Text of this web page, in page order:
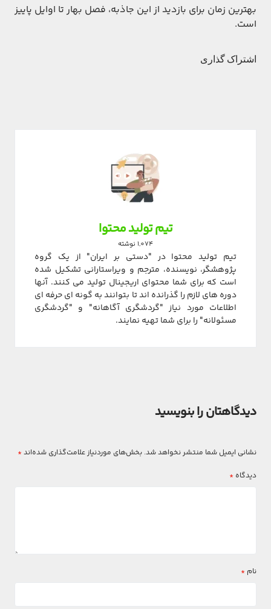
بهترين زمان برای بازديد از اين جاذبه، فصل بهار تا اوايل پاييز
است.
اشتراک گذاری
تیم تولید محتوا
1,074 نوشته
تیم تولید محتوا در "دستی بر ایران" از یک گروه
پژوهشگر، نویسنده، مترجم و ویراستارانی تشکیل شده
است که برای شما محتوای اریجینال تولید می کنند. آنها
دوره های لازم را گذرانده اند تا بتوانند به گونه ای حرفه ای
اطلاعات مورد نیاز "گردشگری آگاهانه" و "گردشگری
مسئولانه" را برای شما تهیه نمایند.
دیدگاهتان را بنویسید
نشانی ایمیل شما منتشر نخواهد شد. بخش‌های موردنیاز علامت‌گذاری شده‌اند *
دیدگاه *
نام *